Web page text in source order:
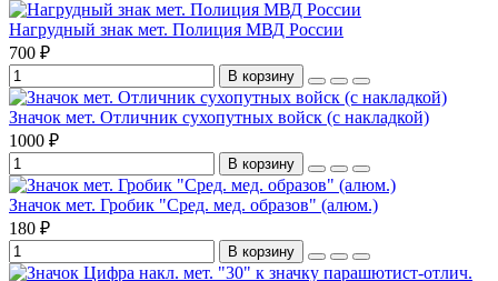
Нагрудный знак мет. Полиция МВД России
700 ₽
В корзину
Значок мет. Отличник сухопутных войск (с накладкой)
1000 ₽
В корзину
Значок мет. Гробик "Сред. мед. образов" (алюм.)
180 ₽
В корзину